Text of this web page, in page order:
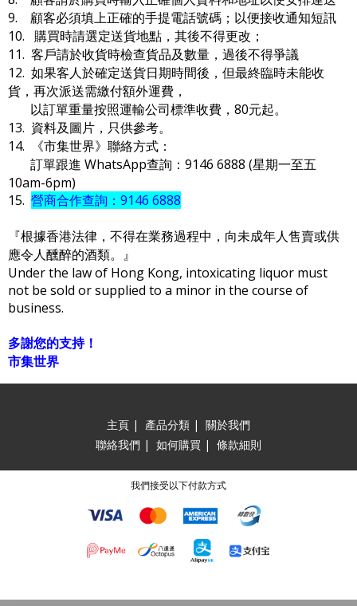
9. 顧客必須填上正確的手提電話號碼；以便接收通知短訊
10. 購買時請選定送貨地點，其後不得更改；
11. 客戶請於收貨時檢查貨品及數量，過後不得爭議
12. 如果客人於確定送貨日期時間後，但最終臨時未能收
貨，再次派送需繳付額外運費，
以訂單重量按照運輸公司標準收費，80元起。
13. 資料及圖片，只供參考。
14. 《市集世界》聯絡方式：
訂單跟進 WhatsApp查詢：9146 6888 (星期一至五
10am-6pm)
15. 營商合作查詢：9146 6888
『根據香港法律，不得在業務過程中，向未成年人售賣或供
應令人醺醉的酒類。』
Under the law of Hong Kong, intoxicating liquor must
not be sold or supplied to a minor in the course of
business.
多謝您的支持！
市集世界
主頁 | 產品分類 | 關於我們
聯絡我們 | 如何購買 | 條款細則
我們接受以下付款方式